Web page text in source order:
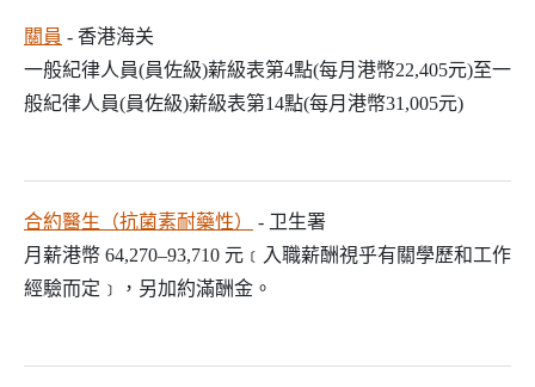
關員 - 香港海关
一般紀律人員(員佐級)薪級表第4點(每月港幣22,405元)至一
般紀律人員(員佐級)薪級表第14點(每月港幣31,005元)
合約醫生（抗菌素耐藥性）
- 卫生署
月薪港幣 64,270–93,710 元﹝入職薪酬視乎有關學歷和工作
經驗而定﹞，另加約滿酬金。